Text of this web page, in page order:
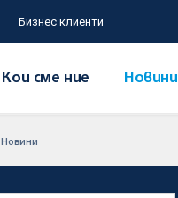
Бизнес клиенти
Кои сме ние Новини
Новини